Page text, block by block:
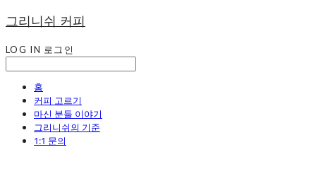
그리니쉬 커피
LOG IN 로그인
홈
커피 고르기
마신 분들 이야기
그리니쉬의 기준
1:1 문의